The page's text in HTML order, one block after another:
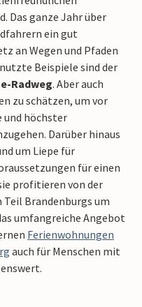
Das ganze Jahr über
ein gut
an Wegen und Pfaden
Beispiele sind der
Radweg. Aber auch
zu schätzen, um vor
und höchster
Darüber hinaus
um Liepe für
für einen
profitieren von der
Teil Brandenburgs um
umfangreiche Angebot
Ferienwohnungen
auch für Menschen mit